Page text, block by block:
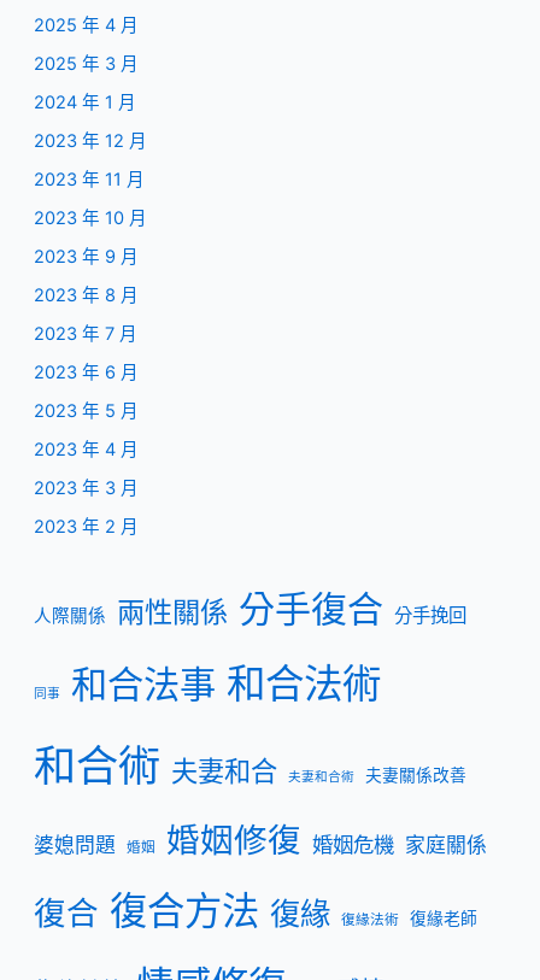
2025 年 4 月
2025 年 3 月
2024 年 1 月
2023 年 12 月
2023 年 11 月
2023 年 10 月
2023 年 9 月
2023 年 8 月
2023 年 7 月
2023 年 6 月
2023 年 5 月
2023 年 4 月
2023 年 3 月
2023 年 2 月
人際關係 兩性關係 分手復合 分手挽回
同事 和合法事 和合法術
和合術 夫妻和合 夫妻和合術 夫妻關係改善
婆媳問題 婚姻 婚姻修復 婚姻危機 家庭關係
復合 復合方法 復緣 復緣法術 復緣老師